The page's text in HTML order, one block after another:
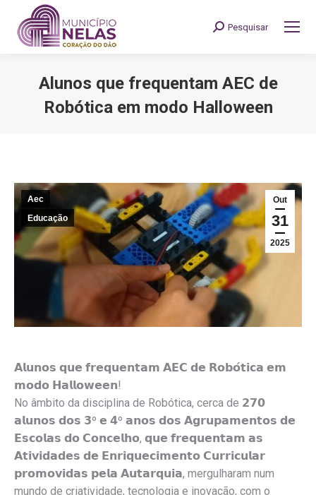
Search:
Pesquisar
Alunos que frequentam AEC de
Robótica em modo Halloween
Out
31
2025
Aec
Educação
𝗔𝗹𝘂𝗻𝗼𝘀 𝗾𝘂𝗲 𝗳𝗿𝗲𝗾𝘂𝗲𝗻𝘁𝗮𝗺 𝗔𝗘𝗖 𝗱𝗲 𝗥𝗼𝗯𝗼́𝘁𝗶𝗰𝗮 𝗲𝗺
𝗺𝗼𝗱𝗼 𝗛𝗮𝗹𝗹𝗼𝘄𝗲𝗲𝗻!
No âmbito da disciplina de Robótica, cerca de 𝟮𝟳𝟬
𝗮𝗹𝘂𝗻𝗼𝘀 𝗱𝗼𝘀 𝟯º 𝗲 𝟰º 𝗮𝗻𝗼𝘀 𝗱𝗼𝘀 𝗔𝗴𝗿𝘂𝗽𝗮𝗺𝗲𝗻𝘁𝗼𝘀 𝗱𝗲
𝗘𝘀𝗰𝗼𝗹𝗮𝘀 𝗱𝗼 𝗖𝗼𝗻𝗰𝗲𝗹𝗵𝗼, 𝗾𝘂𝗲 𝗳𝗿𝗲𝗾𝘂𝗲𝗻𝘁𝗮𝗺 𝗮𝘀
𝗔𝘁𝗶𝘃𝗶𝗱𝗮𝗱𝗲𝘀 𝗱𝗲 𝗘𝗻𝗿𝗶𝗾𝘂𝗲𝗰𝗶𝗺𝗲𝗻𝘁𝗼 𝗖𝘂𝗿𝗿𝗶𝗰𝘂𝗹𝗮𝗿
𝗽𝗿𝗼𝗺𝗼𝘃𝗶𝗱𝗮𝘀 𝗽𝗲𝗹𝗮 𝗔𝘂𝘁𝗮𝗿𝗾𝘂𝗶𝗮, mergulharam num
mundo de criatividade, tecnologia e inovação, com o